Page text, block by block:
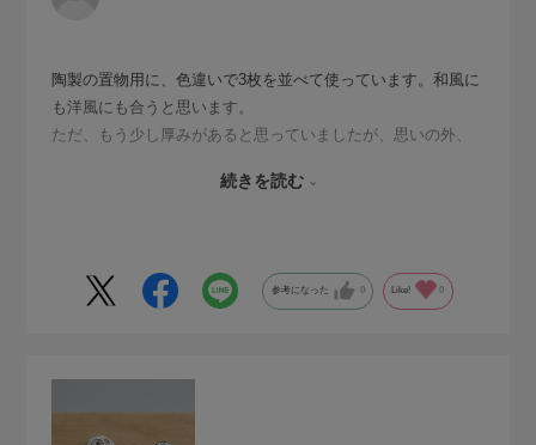
陶製の置物用に、色違いで3枚を並べて使っています。和風に
も洋風にも合うと思います。
ただ、もう少し厚みがあると思っていましたが、思いの外、
が、また入荷されていたタイミングで購入できて良かったで
続きを読む
参考になった 0 Like! 0